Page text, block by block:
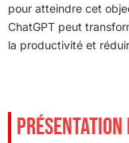
pour atteindre cet
ChatGPT peut
la productivité et